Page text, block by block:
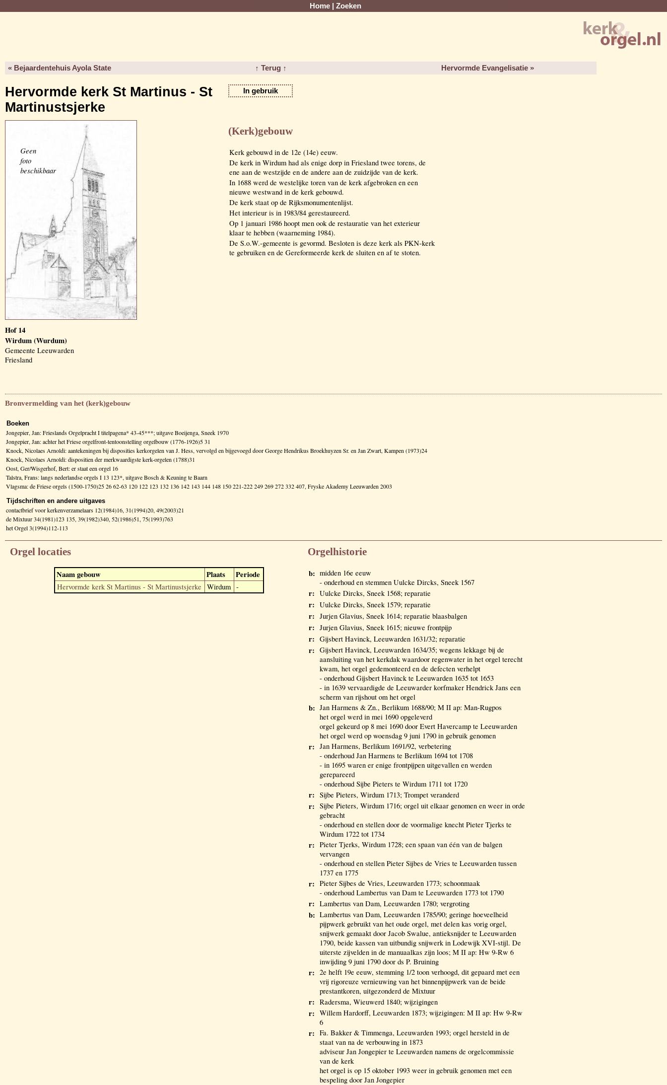
Home Zoeken
« Bejaardentehuis Ayola State ↑ Terug ↑ Hervormde Evangelisatie »
Hervormde kerk St Martinus - St
Martinustsjerke
In gebruik
Geen
foto
beschikbaar
Hof 14
Wirdum (Wurdum)
Gemeente Leeuwarden
Friesland
(Kerk)gebouw
Kerk gebouwd in de 12e (14e) eeuw.
De kerk in Wirdum had als enige dorp in Friesland twee torens, de
ene aan de westzijde en de andere aan de zuidzijde van de kerk.
In 1688 werd de westelijke toren van de kerk afgebroken en een
nieuwe westwand in de kerk gebouwd.
De kerk staat op de Rijksmonumentenlijst.
Het interieur is in 1983/84 gerestaureerd.
Op 1 januari 1986 hoopt men ook de restauratie van het exterieur
klaar te hebben (waarneming 1984).
De S.o.W.-gemeente is gevormd. Besloten is deze kerk als PKN-kerk
te gebruiken en de Gereformeerde kerk de sluiten en af te stoten.
Bronvermelding van het (kerk)gebouw
Boeken
Jongepier, Jan: Frieslands Orgelpracht I titelpagena* 43-45***; uitgave Boeijenga, Sneek 1970
Jongepier, Jan: achter het Friese orgelfront-tentoonstelling orgelbouw (1776-1926)5 31
Knock, Nicolaes Arnoldi: aantekeningen bij disposities kerkorgelen van J. Hess, vervolgd en bijgevoegd door George Hendrikus Broekhuyzen Sr. en Jan Zwart, Kampen (1973)24
Knock, Nicolaes Arnoldi: dispositien der merkwaardigste kerk-orgelen (1788)31
Oost, Ger/Wisgerhof, Bert: er staat een orgel 16
Talstra, Frans: langs nederlandse orgels I 13 123*, uitgave Bosch & Keuning te Baarn
Vlagsma: de Friese orgels (1500-1750)25 26 62-63 120 122 123 132 136 142 143 144 148 150 221-222 249 269 272 332 407, Fryske Akademy Leeuwarden 2003
Tijdschriften en andere uitgaves
contactbrief voor kerkenverzamelaars 12(1984)16, 31(1994)20, 49(2003)21
de Mixtuur 34(1981)123 135, 39(1982)340, 52(1986)51, 75(1993)763
het Orgel 3(1994)112-113
Orgel locaties
Naam gebouw Plaats Periode
Hervormde kerk St Martinus - St Martinustsjerke Wirdum -
Orgelhistorie
b: midden 16e eeuw
- onderhoud en stemmen Uulcke Dircks, Sneek 1567
r: Uulcke Dircks, Sneek 1568; reparatie
r: Uulcke Dircks, Sneek 1579; reparatie
r: Jurjen Glavius, Sneek 1614; reparatie blaasbalgen
r: Jurjen Glavius, Sneek 1615; nieuwe frontpijp
r: Gijsbert Havinck, Leeuwarden 1631/32; reparatie
r: Gijsbert Havinck, Leeuwarden 1634/35; wegens lekkage bij de
aansluiting van het kerkdak waardoor regenwater in het orgel terecht
kwam, het orgel gedemonteerd en de defecten verhelpt
- onderhoud Gijsbert Havinck te Leeuwarden 1635 tot 1653
- in 1639 vervaardigde de Leeuwarder korfmaker Hendrick Jans een
scherm van rijshout om het orgel
b: Jan Harmens & Zn., Berlikum 1688/90; M II ap: Man-Rugpos
het orgel werd in mei 1690 opgeleverd
orgel gekeurd op 8 mei 1690 door Evert Havercamp te Leeuwarden
het orgel werd op woensdag 9 juni 1790 in gebruik genomen
r: Jan Harmens, Berlikum 1691/92, verbetering
- onderhoud Jan Harmens te Berlikum 1694 tot 1708
- in 1695 waren er enige frontpijpen uitgevallen en werden
gerepareerd
- onderhoud Sijbe Pieters te Wirdum 1711 tot 1720
r: Sijbe Pieters, Wirdum 1713; Trompet veranderd
r: Sijbe Pieters, Wirdum 1716; orgel uit elkaar genomen en weer in orde
gebracht
- onderhoud en stellen door de voormalige knecht Pieter Tjerks te
Wirdum 1722 tot 1734
r: Pieter Tjerks, Wirdum 1728; een spaan van één van de balgen
vervangen
- onderhoud en stellen Pieter Sijbes de Vries te Leeuwarden tussen
1737 en 1775
r: Pieter Sijbes de Vries, Leeuwarden 1773; schoonmaak
- onderhoud Lambertus van Dam te Leeuwarden 1773 tot 1790
r: Lambertus van Dam, Leeuwarden 1780; vergroting
b: Lambertus van Dam, Leeuwarden 1785/90; geringe hoeveelheid
pijpwerk gebruikt van het oude orgel, met delen kas vorig orgel,
snijwerk gemaakt door Jacob Swalue, antieksnijder te Leeuwarden
1790, beide kassen van uitbundig snijwerk in Lodewijk XVI-stijl. De
uiterste zijvelden in de manuaalkas zijn loos; M II ap: Hw 9-Rw 6
inwijding 9 juni 1790 door ds P. Bruining
r: 2e helft 19e eeuw, stemming 1/2 toon verhoogd, dit gepaard met een
vrij rigoreuze vernieuwing van het binnenpijpwerk van de beide
prestantkoren, uitgezonderd de Mixtuur
r: Radersma, Wieuwerd 1840; wijzigingen
r: Willem Hardorff, Leeuwarden 1873; wijzigingen: M II ap: Hw 9-Rw
6
r: Fa. Bakker & Timmenga, Leeuwarden 1993; orgel hersteld in de
staat van na de verbouwing in 1873
adviseur Jan Jongepier te Leeuwarden namens de orgelcommissie
van de kerk
het orgel is op 15 oktober 1993 weer in gebruik genomen met een
bespeling door Jan Jongepier